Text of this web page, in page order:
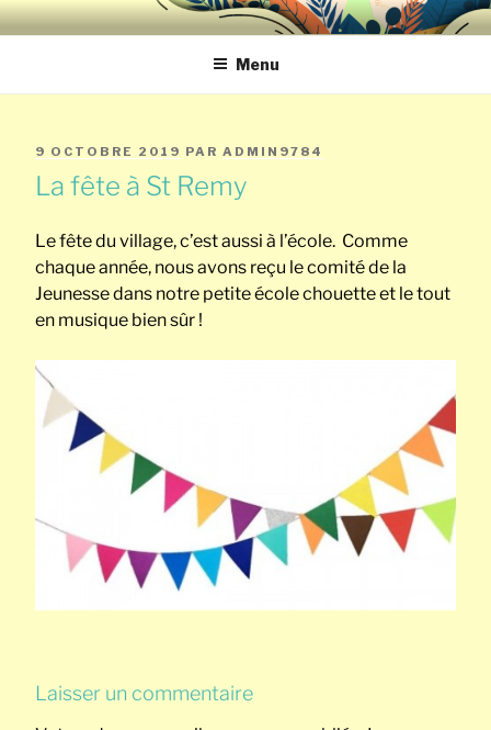
Aller
au
principal
ECOLE NOTRE-
DAME DE SAINT-
REMY ECOLE
SAINT-JOSEPH
CHERATTE
Menu
PUBLIÉ
LE
9 OCTOBRE 2019 PAR ADMIN9784
La fête à St Remy
Le fête du village, c’est aussi à l’école. Comme
chaque année, nous avons reçu le comité de la
Jeunesse dans notre petite école chouette et le tout
en musique bien sûr !
Laisser un commentaire